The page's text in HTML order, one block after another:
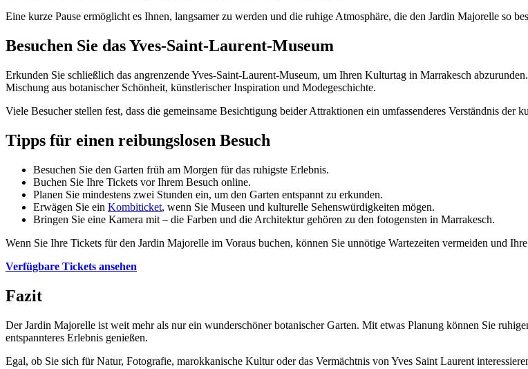
Eine kurze Pause ermöglicht es Ihnen, langsamer zu werden und die ruhige Atmosphäre, die den Jardin Majorelle so
Besuchen Sie das Yves-Saint-Laurent-Museum
Erkunden Sie schließlich das angrenzende Yves-Saint-Laurent-Museum, um Ihren Kulturtag in Marrakesch
Mischung aus botanischer Schönheit, künstlerischer Inspiration und Modegeschichte.
Viele Besucher stellen fest, dass die gemeinsame Besichtigung beider Attraktionen ein umfassenderes Verständnis der
Tipps für einen reibungslosen Besuch
Besuchen Sie den Garten früh am Morgen für das ruhigste Erlebnis.
Buchen Sie Ihre Tickets vor Ihrem Besuch online.
Planen Sie mindestens zwei Stunden ein, um den Garten entspannt zu erkunden.
Erwägen Sie ein Kombiticket, wenn Sie Museen und kulturelle Sehenswürdigkeiten mögen.
Bringen Sie eine Kamera mit – die Farben und die Architektur gehören zu den fotogensten in Marrakesch.
Wenn Sie Ihre Tickets für den Jardin Majorelle im Voraus buchen, können Sie unnötige Wartezeiten vermeiden und
Verfügbare Tickets ansehen
Fazit
Der Jardin Majorelle ist weit mehr als nur ein wunderschöner botanischer Garten. Mit etwas Planung können Sie
entspannteres Erlebnis genießen.
Egal, ob Sie sich für Natur, Fotografie, marokkanische Kultur oder das Vermächtnis von Yves Saint Laurent